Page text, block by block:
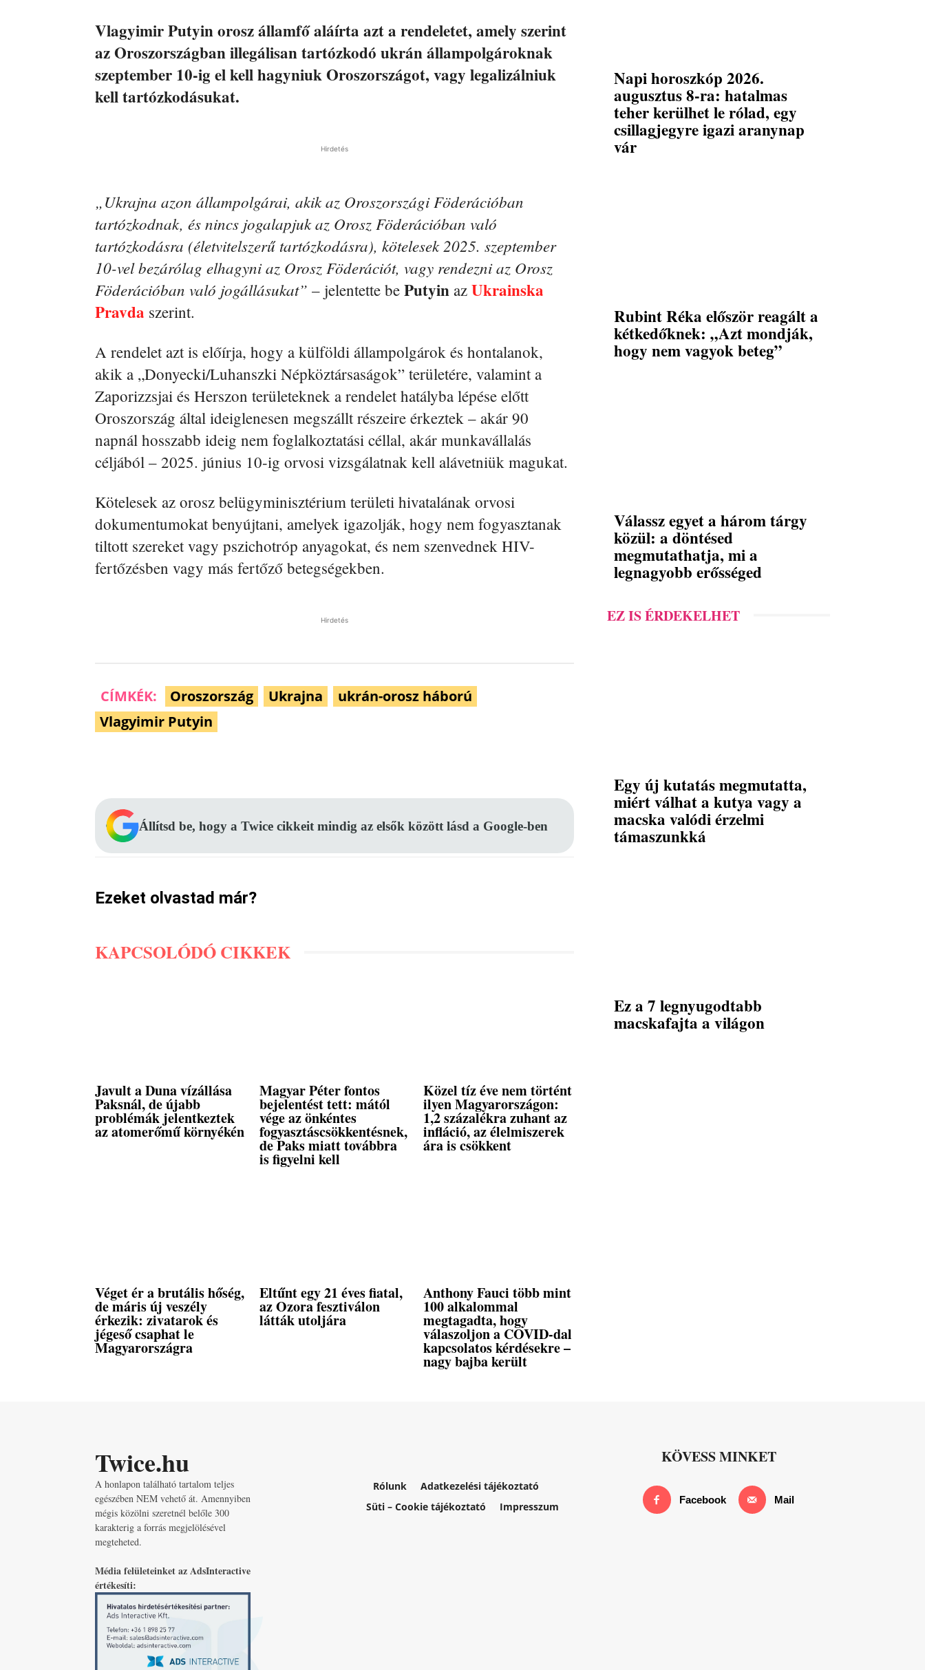
Vlagyimir Putyin orosz államfő aláírta azt a rendeletet, amely szerint
az Oroszországban illegálisan tartózkodó ukrán állampolgároknak
szeptember 10-ig el kell hagyniuk Oroszországot, vagy legalizálniuk
kell tartózkodásukat.
Hirdetés
„Ukrajna azon állampolgárai, akik az Oroszországi Föderációban
tartózkodnak, és nincs jogalapjuk az Orosz Föderációban való
tartózkodásra (életvitelszerű tartózkodásra), kötelesek 2025. szeptember
10-vel bezárólag elhagyni az Orosz Föderációt, vagy rendezni az Orosz
Föderációban való jogállásukat” – jelentette be Putyin az Ukrainska
Pravda szerint.
A rendelet azt is előírja, hogy a külföldi állampolgárok és hontalanok,
akik a „Donyecki/Luhanszki Népköztársaságok” területére, valamint a
Zaporizzsjai és Herszon területeknek a rendelet hatályba lépése előtt
Oroszország által ideiglenesen megszállt részeire érkeztek – akár 90
napnál hosszabb ideig nem foglalkoztatási céllal, akár munkavállalás
céljából – 2025. június 10-ig orvosi vizsgálatnak kell alávetniük magukat.
Kötelesek az orosz belügyminisztérium területi hivatalának orvosi
dokumentumokat benyújtani, amelyek igazolják, hogy nem fogyasztanak
tiltott szereket vagy pszichotróp anyagokat, és nem szenvednek HIV-
fertőzésben vagy más fertőző betegségekben.
Hirdetés
CÍMKÉK: Oroszország Ukrajna
ukrán-orosz háború
Vlagyimir Putyin
Állítsd be, hogy a Twice cikkeit mindig az elsők között lásd a Google-ben
Ezeket olvastad már?
KAPCSOLÓDÓ CIKKEK
Javult a Duna vízállása
Paksnál, de újabb
problémák jelentkeztek
az atomerőmű környékén
Magyar Péter fontos
bejelentést tett: mától
vége az önkéntes
fogyasztáscsökkentésnek,
de Paks miatt továbbra
is figyelni kell
Közel tíz éve nem történt
ilyen Magyarországon:
1,2 százalékra zuhant az
infláció, az élelmiszerek
ára is csökkent
Véget ér a brutális hőség,
de máris új veszély
érkezik: zivatarok és
jégeső csaphat le
Magyarországra
Eltűnt egy 21 éves fiatal,
az Ozora fesztiválon
látták utoljára
Anthony Fauci több mint
100 alkalommal
megtagadta, hogy
válaszoljon a COVID-dal
kapcsolatos kérdésekre –
nagy bajba került
Napi horoszkóp 2026.
augusztus 8-ra: hatalmas
teher kerülhet le rólad, egy
csillagjegyre igazi aranynap
vár
Rubint Réka először reagált a
kétkedőknek: „Azt mondják,
hogy nem vagyok beteg”
Válassz egyet a három tárgy
közül: a döntésed
megmutathatja, mi a
legnagyobb erősséged
EZ IS ÉRDEKELHET
Egy új kutatás megmutatta,
miért válhat a kutya vagy a
macska valódi érzelmi
támaszunkká
Ez a 7 legnyugodtabb
macskafajta a világon
Twice.hu
A honlapon található tartalom teljes
egészében NEM vehető át. Amennyiben
mégis közölni szeretnél belőle 300
karakterig a forrás megjelölésével
megteheted.
Média felületeinket az AdsInteractive
értékesíti:
Rólunk
Adatkezelési tájékoztató
Süti – Cookie tájékoztató
Impresszum
KÖVESS MINKET
Facebook Mail